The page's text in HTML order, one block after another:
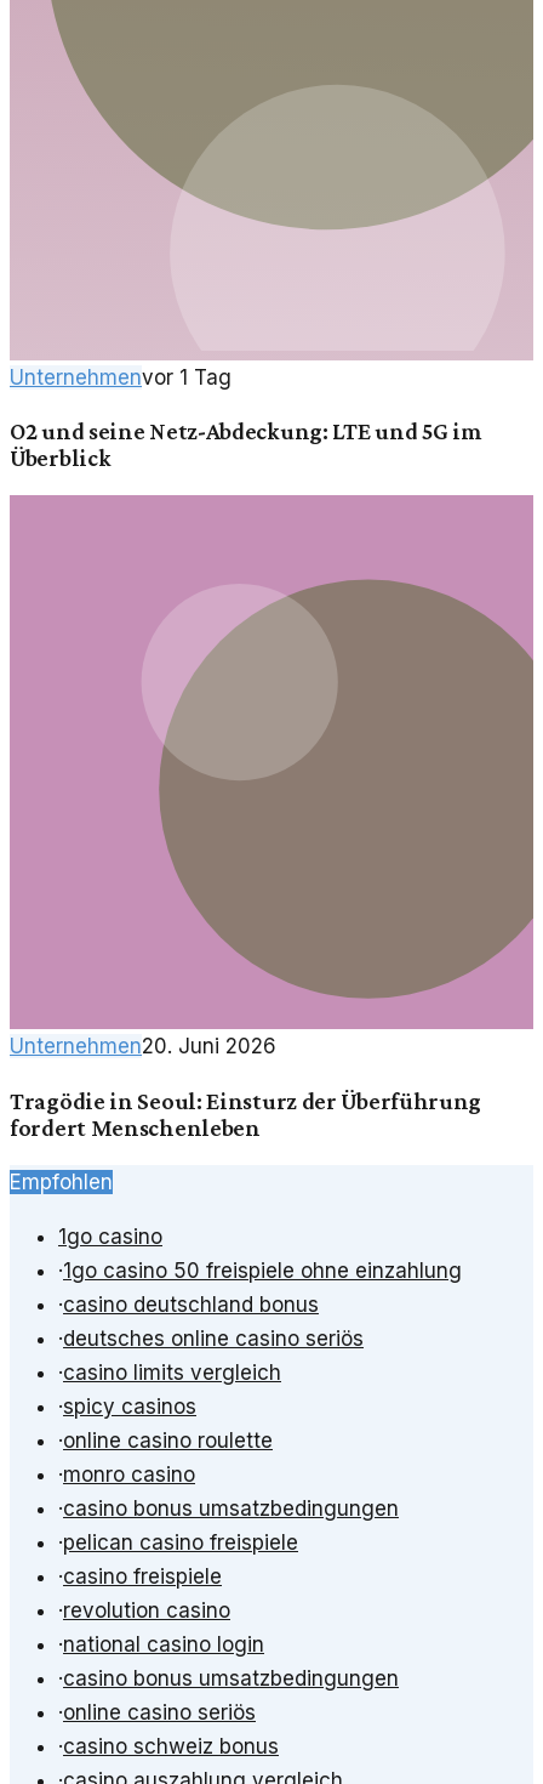
Unternehmenvor 1 Tag
O2 und seine Netz-Abdeckung: LTE und 5G im
Überblick
Unternehmen20. Juni 2026
Tragödie in Seoul: Einsturz der Überführung
fordert Menschenleben
Empfohlen
1go casino
·1go casino 50 freispiele ohne einzahlung
·casino deutschland bonus
·deutsches online casino seriös
·casino limits vergleich
·spicy casinos
·online casino roulette
·monro casino
·casino bonus umsatzbedingungen
·pelican casino freispiele
·casino freispiele
·revolution casino
·national casino login
·casino bonus umsatzbedingungen
·online casino seriös
·casino schweiz bonus